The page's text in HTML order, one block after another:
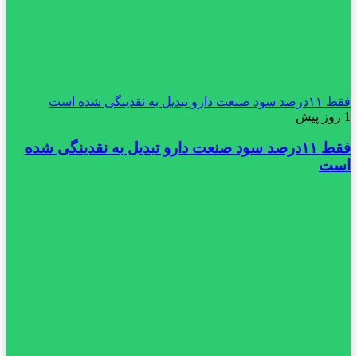
فقط ۱۱‌درصد سود صنعت دارو تبدیل به نقدینگی شده است
1 روز پیش
فقط ۱۱‌درصد سود صنعت دارو تبدیل به نقدینگی شده
است